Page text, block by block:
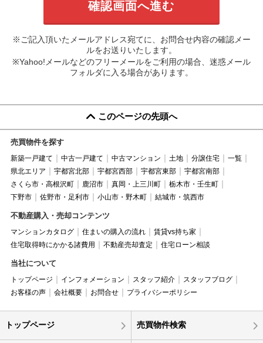
※ご記入頂いたメールアドレス宛てに、お問合せ内容の確認メー
ルをお送りいたします。
※Yahoo!メールなどのフリーメールをご利用の場合、迷惑メール
フォルダに入る場合があります。
このページの先頭へ
売買物件を探す
新築一戸建て 中古一戸建て 中古マンション 土地 分譲住宅
一覧
県北エリア
宇都宮北部 宇都宮西部 宇都宮東部
宇都宮南部
さくら市・高根沢町
鹿沼市 真岡・上三川町
栃木市・壬生町
下野市
佐野市・足利市 小山市・野木町 結城市・筑西市
不動産購入・売却コンテンツ
マンションカタログ 住まいの購入の流れ
賃貸vs持ち家
住宅取得時にかかる諸費用
不動産売却査定 住宅ローン相談
当社について
トップページ インフォメーション スタッフ紹介
スタッフブログ
お客様の声
会社概要 お問合せ プライバシーポリシー
トップページ 売買物件検索